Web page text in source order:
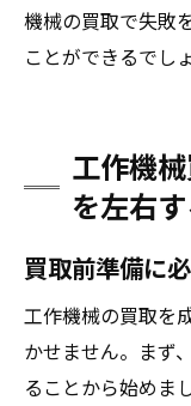
機械の買取で失敗
ことができるでしょ
工作機
を左右
買取前準備に
工作機械の買取を
かせません。まず
ることから始めま